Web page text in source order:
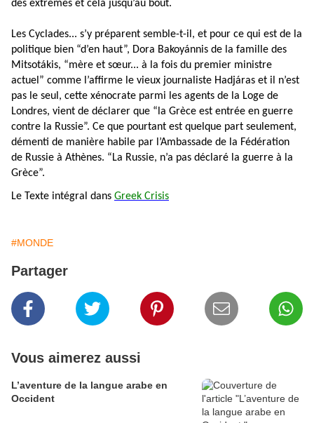
des extrêmes et cela jusqu’au bout.
Les Cyclades... s’y préparent semble-t-il, et pour ce qui est de la
politique bien “d’en haut”, Dora Bakoyánnis de la famille des
Mitsotákis, “mère et sœur... à la fois du premier ministre
actuel” comme l’affirme le vieux journaliste Hadjáras et il n’est
pas le seul, cette xénocrate parmi les agents de la Loge de
Londres, vient de déclarer que “la Grèce est entrée en guerre
contre la Russie”. Ce que pourtant est quelque part seulement,
démenti de manière habile par l’Ambassade de la Fédération
de Russie à Athènes. “La Russie, n’a pas déclaré la guerre à la
Grèce”.
Le Texte intégral dans Greek Crisis
#MONDE
Partager
Vous aimerez aussi
L’aventure de la langue arabe en
Occident